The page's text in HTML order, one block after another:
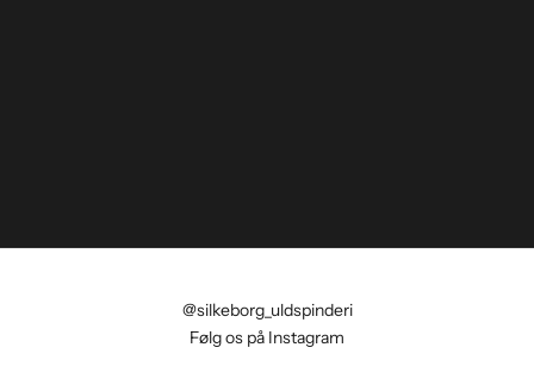
@silkeborg_uldspinderi
Følg os på Instagram